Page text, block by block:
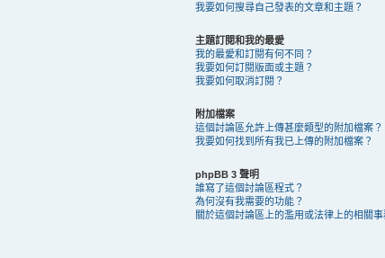
我要如何搜尋自己發表的文章和主題？
主題訂閱和我的最愛
我的最愛和訂閱有何不同？
我要如何訂閱版面或主題？
我要如何取消訂閱？
附加檔案
這個討論區允許上傳甚麼類型的附加檔案？
我要如何找到所有我已上傳的附加檔案？
phpBB 3 聲明
誰寫了這個討論區程式？
為何沒有我需要的功能？
關於這個討論區上的濫用或法律上的相關